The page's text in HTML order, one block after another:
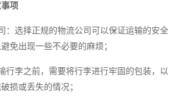
项
：选择正规的物流公司可以保证运输的安全
免出现一些不必要的麻烦；
行李之前，需要将行李进行牢固的包装，以
损或丢失的情况；